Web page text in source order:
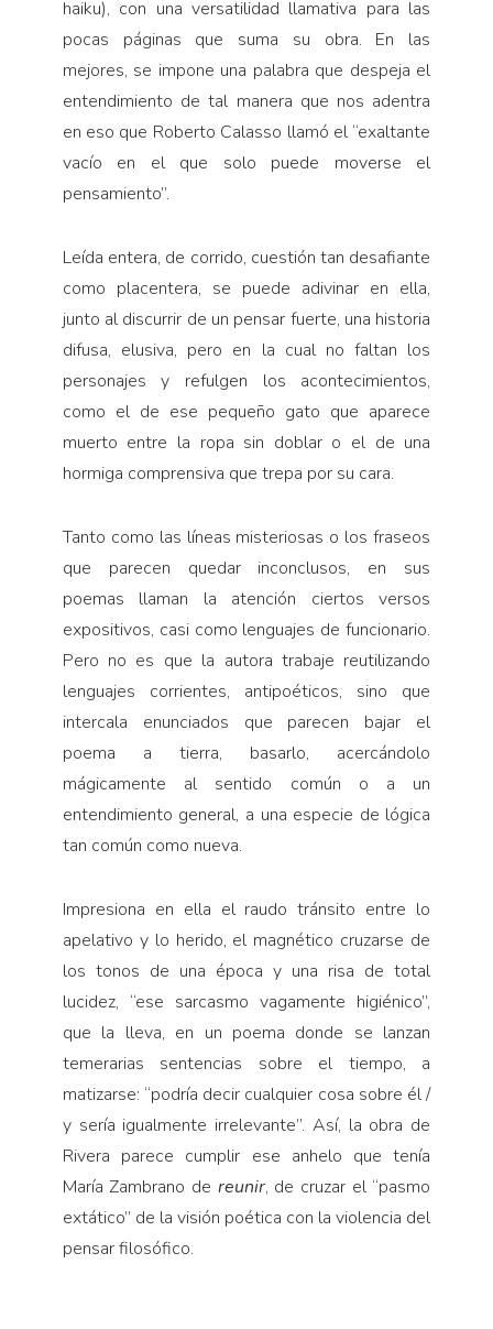
haiku), con una versatilidad llamativa para las
pocas páginas que suma su obra. En las
mejores, se impone una palabra que despeja el
entendimiento de tal manera que nos adentra
en eso que Roberto Calasso llamó el “exaltante
vacío en el que solo puede moverse el
pensamiento”.
Leída entera, de corrido, cuestión tan desafiante
como placentera, se puede adivinar en ella,
junto al discurrir de un pensar fuerte, una historia
difusa, elusiva, pero en la cual no faltan los
personajes y refulgen los acontecimientos,
como el de ese pequeño gato que aparece
muerto entre la ropa sin doblar o el de una
hormiga comprensiva que trepa por su cara.
Tanto como las líneas misteriosas o los fraseos
que parecen quedar inconclusos, en sus
poemas llaman la atención ciertos versos
expositivos, casi como lenguajes de funcionario.
Pero no es que la autora trabaje reutilizando
lenguajes corrientes, antipoéticos, sino que
intercala enunciados que parecen bajar el
poema a tierra, basarlo, acercándolo
mágicamente al sentido común o a un
entendimiento general, a una especie de lógica
tan común como nueva.
Impresiona en ella el raudo tránsito entre lo
apelativo y lo herido, el magnético cruzarse de
los tonos de una época y una risa de total
lucidez, “ese sarcasmo vagamente higiénico”,
que la lleva, en un poema donde se lanzan
temerarias sentencias sobre el tiempo, a
matizarse: “podría decir cualquier cosa sobre él /
y sería igualmente irrelevante”. Así, la obra de
Rivera parece cumplir ese anhelo que tenía
María Zambrano de reunir, de cruzar el “pasmo
extático” de la visión poética con la violencia del
pensar filosófico.